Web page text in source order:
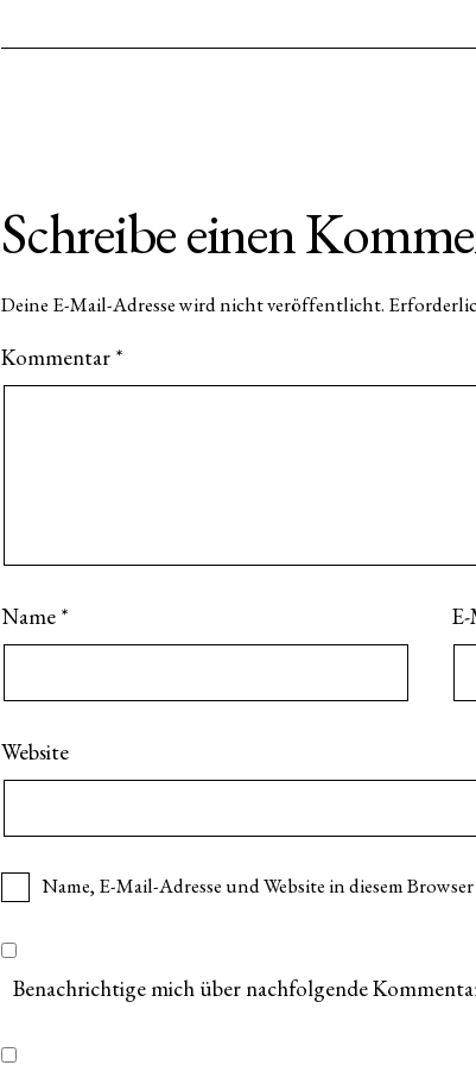
Schreibe einen
Deine E-Mail-Adresse wird nicht veröffentlicht.
Kommentar *
Name *
Website
Name, E-Mail-Adresse und Website in diesem
Benachrichtige mich über nachfolgende